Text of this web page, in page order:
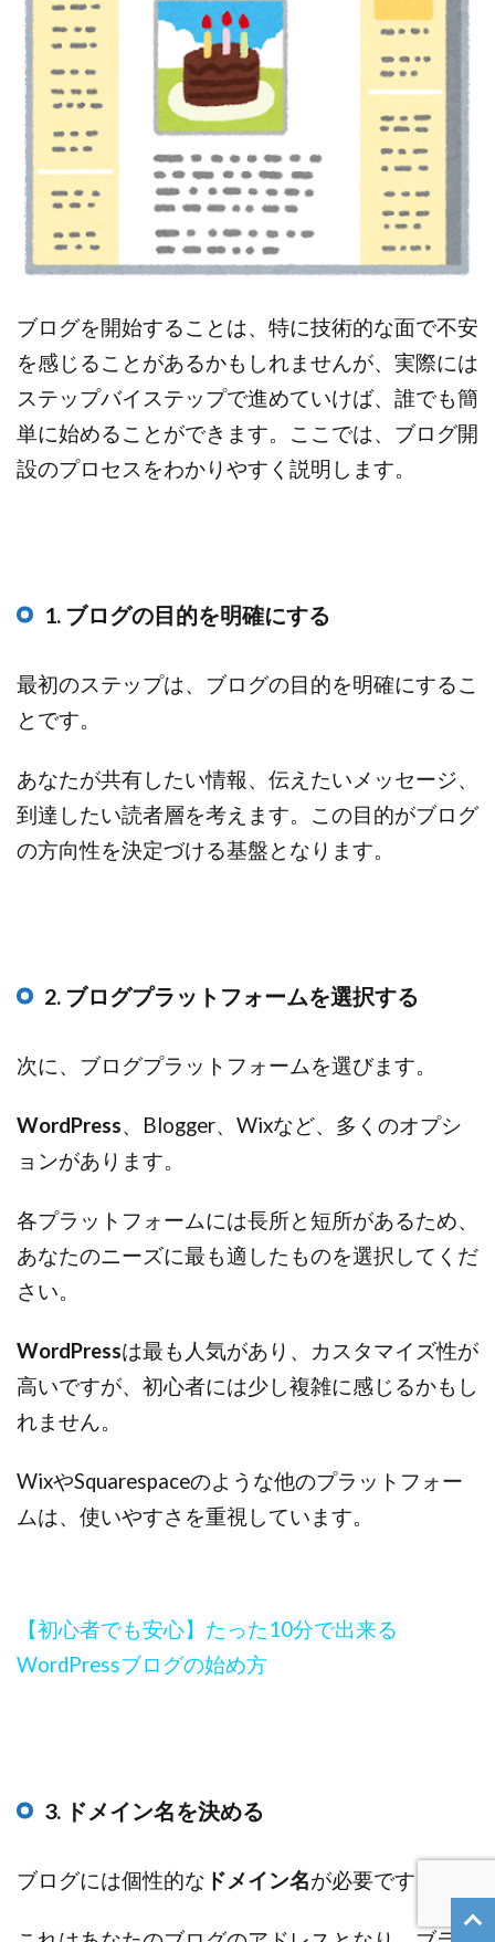
ブログを開始することは、特に技術的な面で不安
を感じることがあるかもしれませんが、実際には
ステップバイステップで進めていけば、誰でも簡
単に始めることができます。ここでは、ブログ開
設のプロセスをわかりやすく説明します。
1. ブログの目的を明確にする
最初のステップは、ブログの目的を明確にするこ
とです。
あなたが共有したい情報、伝えたいメッセージ、
到達したい読者層を考えます。この目的がブログ
の方向性を決定づける基盤となります。
2. ブログプラットフォームを選択する
次に、ブログプラットフォームを選びます。
WordPress、Blogger、Wixなど、多くのオプシ
ョンがあります。
各プラットフォームには長所と短所があるため、
あなたのニーズに最も適したものを選択してくだ
さい。
WordPressは最も人気があり、カスタマイズ性が
高いですが、初心者には少し複雑に感じるかもし
れません。
WixやSquarespaceのような他のプラットフォー
ムは、使いやすさを重視しています。
【初心者でも安心】たった10分で出来る
WordPressブログの始め方
3. ドメイン名を決める
ブログには個性的な ドメイン名が必要です。